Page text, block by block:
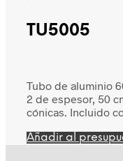
TU5005
Tubo de aluminio
2 de espesor, 50
cónicas. Incluido
Añadir al